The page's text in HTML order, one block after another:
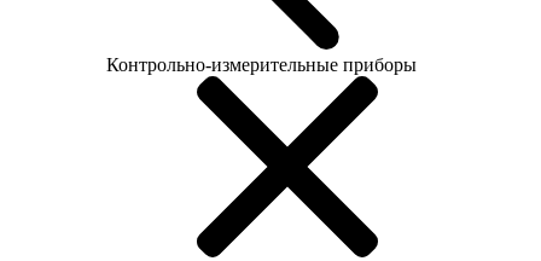
Контрольно-измерительные приборы